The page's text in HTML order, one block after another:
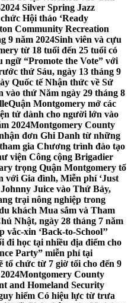
2024 Silver Spring Jazz
Hội thảo ‘Ready
Community Recreation
9 năm 2024Sinh viên và cựu
từ 18 tuổi đến 25 tuổi có
ngữ “Promote the Vote” với
thứ Sáu, ngày 13 tháng 9
Quốc tế Nhận thức về Sử
vào thứ Năm ngày 29 tháng 8
Quận Montgomery mở các
tử dành cho người lớn vào
2024Montgomery County
đơn Ghi Danh từ những
gia Chương trình đào tạo
viện Công cộng Brigadier
trọng Quận Montgomery tổ
với Gia đình, Miễn phí ‘Just
Juice vào Thứ Bảy,
trại nông nghiệp trong
khách Mua sắm và Tham
Nhật, ngày 28 tháng 7 năm
xin ‘Back-to-School’’
đi học tại nhiều địa điểm cho
Party” miễn phí tại
tổ chức từ 7 giờ tối cho đến 9
Montgomery County
and Homeland Security
hiểm Có hiệu lực từ trưa